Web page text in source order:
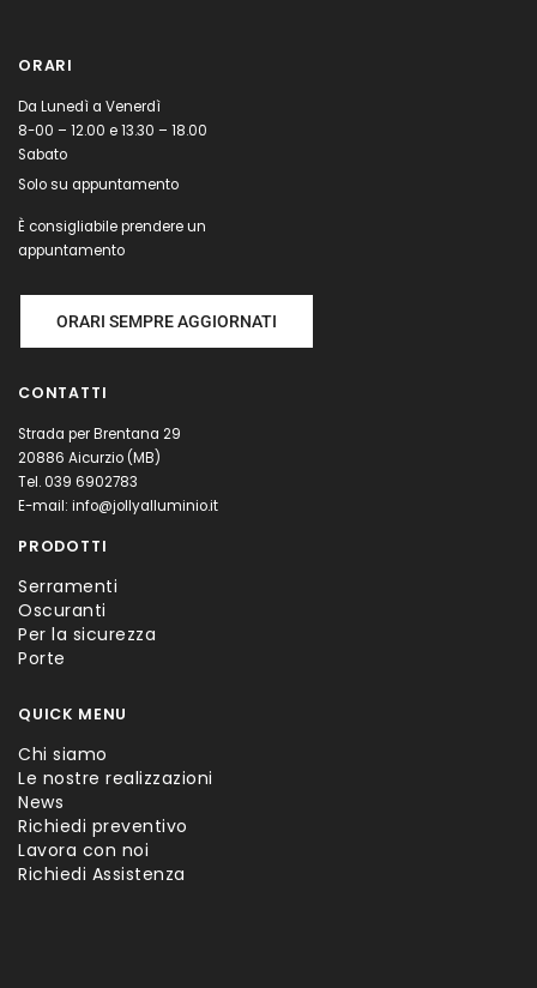
ORARI
Da Lunedì a Venerdì
8-00 – 12.00 e 13.30 – 18.00
Sabato
Solo su appuntamento
È consigliabile prendere un
appuntamento
ORARI SEMPRE AGGIORNATI
CONTATTI
Strada per Brentana 29
20886 Aicurzio (MB)
Tel. 039 6902783
E-mail: info@jollyalluminio.it
PRODOTTI
Serramenti
Oscuranti
Per la sicurezza
Porte
QUICK MENU
Chi siamo
Le nostre realizzazioni
News
Richiedi preventivo
Lavora con noi
Richiedi Assistenza